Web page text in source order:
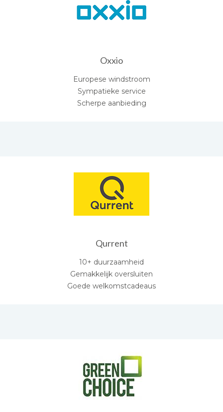
Oxxio
Europese windstroom
Sympatieke service
Scherpe aanbieding
Qurrent
10+ duurzaamheid
Gemakkelijk oversluiten
Goede welkomstcadeaus